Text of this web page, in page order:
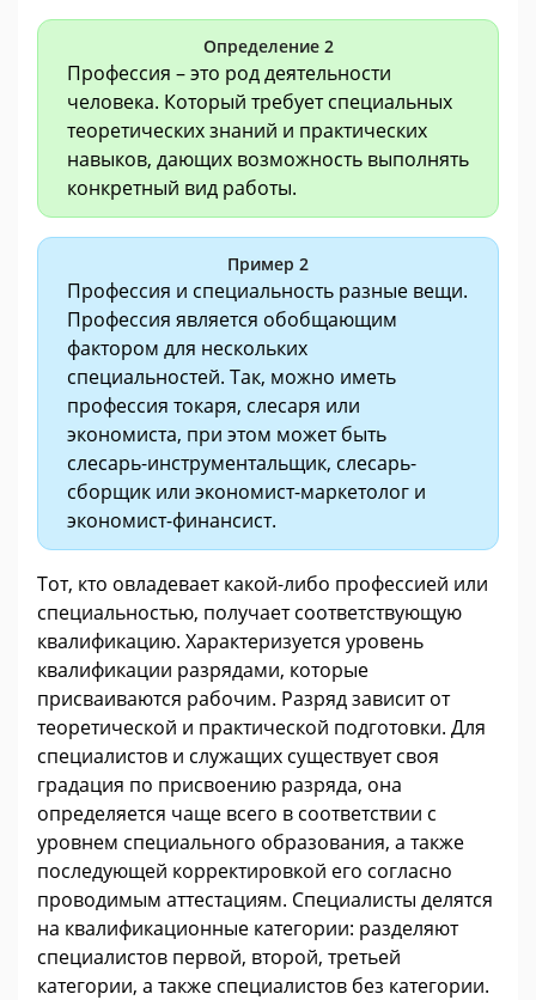
Определение 2
Профессия – это род деятельности
человека. Который требует специальных
теоретических знаний и практических
навыков, дающих возможность выполнять
конкретный вид работы.
Пример 2
Профессия и специальность разные вещи.
Профессия является обобщающим
фактором для нескольких
специальностей. Так, можно иметь
профессия токаря, слесаря или
экономиста, при этом может быть
слесарь-инструментальщик, слесарь-
сборщик или экономист-маркетолог и
экономист-финансист.
Тот, кто овладевает какой-либо профессией или
специальностью, получает соответствующую
квалификацию. Характеризуется уровень
квалификации разрядами, которые
присваиваются рабочим. Разряд зависит от
теоретической и практической подготовки. Для
специалистов и служащих существует своя
градация по присвоению разряда, она
определяется чаще всего в соответствии с
уровнем специального образования, а также
последующей корректировкой его согласно
проводимым аттестациям. Специалисты делятся
на квалификационные категории: разделяют
специалистов первой, второй, третьей
категории, а также специалистов без категории.